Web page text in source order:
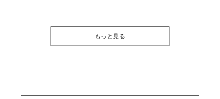
もっと見る